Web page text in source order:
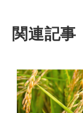
関連記事